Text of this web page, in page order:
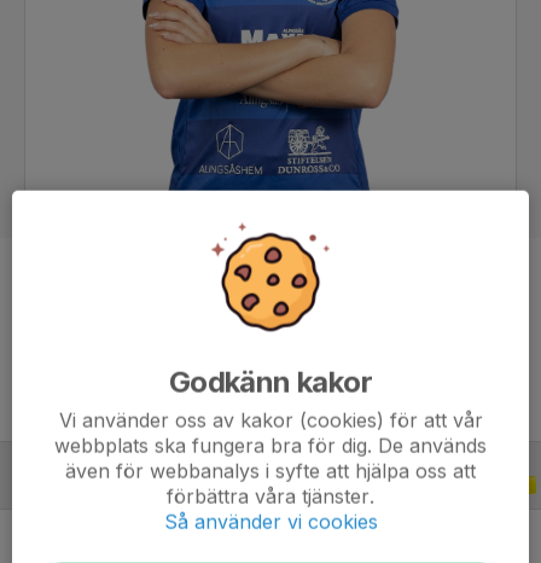
Back
19 år
2015
Godkänn kakor
Vi använder oss av kakor (cookies) för att vår
webbplats ska fungera bra för dig. De används
även för webbanalys i syfte att hjälpa oss att
förbättra våra tjänster.
Så använder vi cookies